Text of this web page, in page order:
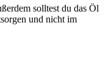
solltest du das Öl
und nicht im